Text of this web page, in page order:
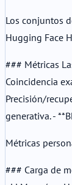
Los conjuntos
Hugging Face
### Métricas
Coincidencia
Precisión/
generativa. -
Métricas
### Carga de